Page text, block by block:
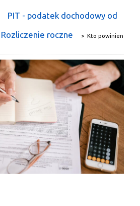
PIT - podatek dochodowy od
Rozliczenie roczne > Kto powinien